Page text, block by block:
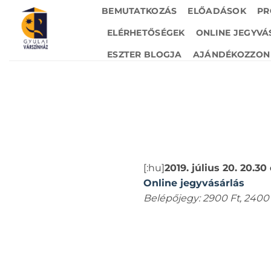
content
BEMUTATKOZÁS ELŐADÁSOK
ELÉRHETŐSÉGEK
ONLINE
ESZTER BLOGJA
[:hu]2019. július 20.
Online jegyvásárlás
Belépőjegy: 2900 Ft, 2400